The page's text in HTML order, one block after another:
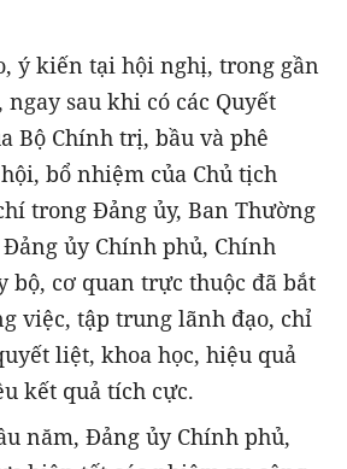
ý kiến tại hội nghị, trong gần
sau khi có các Quyết
Bộ Chính trị, bầu và phê
bổ nhiệm của Chủ tịch
trong Đảng ủy, Ban Thường
ủy Chính phủ, Chính
bộ, cơ quan trực thuộc đã bắt
việc, tập trung lãnh đạo, chỉ
liệt, khoa học, hiệu quả
kết quả tích cực.
năm, Đảng ủy Chính phủ,